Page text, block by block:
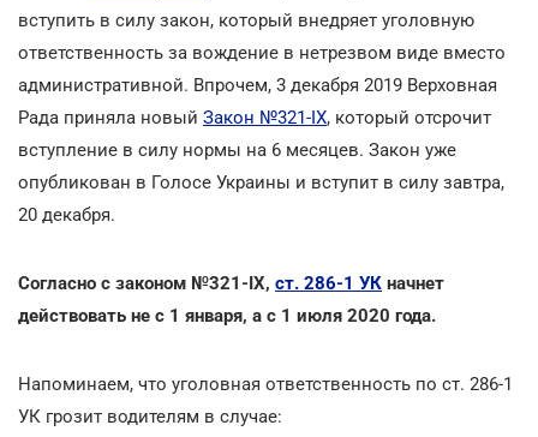
вступить в силу закон, который внедряет уголовную
ответственность за вождение в нетрезвом виде вместо
административной. Впрочем, 3 декабря 2019 Верховная
Рада приняла новый Закон №321-ІХ, который отсрочит
вступление в силу нормы на 6 месяцев. Закон уже
опубликован в Голосе Украины и вступит в силу завтра,
20 декабря.
Согласно с законом №321-ІХ, ст. 286-1 УК начнет
действовать не с 1 января, а с 1 июля 2020 года.
Напоминаем, что уголовная ответственность по ст. 286-1
УК грозит водителям в случае: